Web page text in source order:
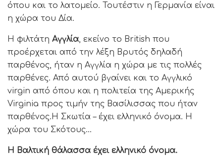
όπου και το λατομείο. Τουτέστιν η Γερμανία είναι
η χώρα του Δία.
Η φιλτάτη Αγγλία, εκείνο το British που
προέρχεται από την λέξη Βρυτός δηλαδή
παρθένος, ήταν η Αγγλία η χώρα με τις πολλές
παρθένες. Από αυτού βγαίνει και το Αγγλικό
virgin από όπου και η πολιτεία της Αμερικής
Virginia προς τιμήν της Βασίλισσας που ήταν
παρθένος.Η Σκωτία – έχει ελληνικό όνομα. Η
χώρα του Σκότους…
Η Βαλτική θάλασσα έχει ελληνικό όνομα.